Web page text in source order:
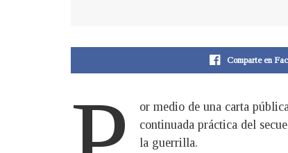
Comparte en
or medio de una carta
continuada práctica del
la guerrilla.